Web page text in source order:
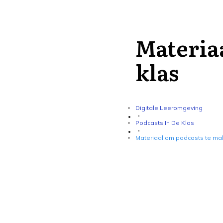
klas
Digitale Leeromgeving
Podcasts In De Klas
Materiaal om podcasts te